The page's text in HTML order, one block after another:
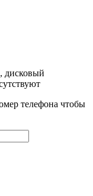
дисковый
телефона чтобы